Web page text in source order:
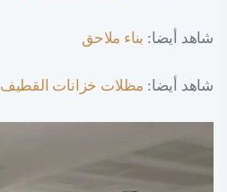
شاهد أيضا: بناء ملاحق
شاهد أيضا: مظلات خزانات القطيف